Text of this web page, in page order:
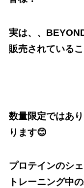
実は、、
販売されている
数量限定ではあ
ります😊
プロテインのシ
トレーニング中